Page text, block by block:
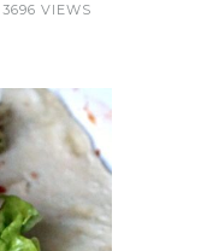
3696 VIEWS